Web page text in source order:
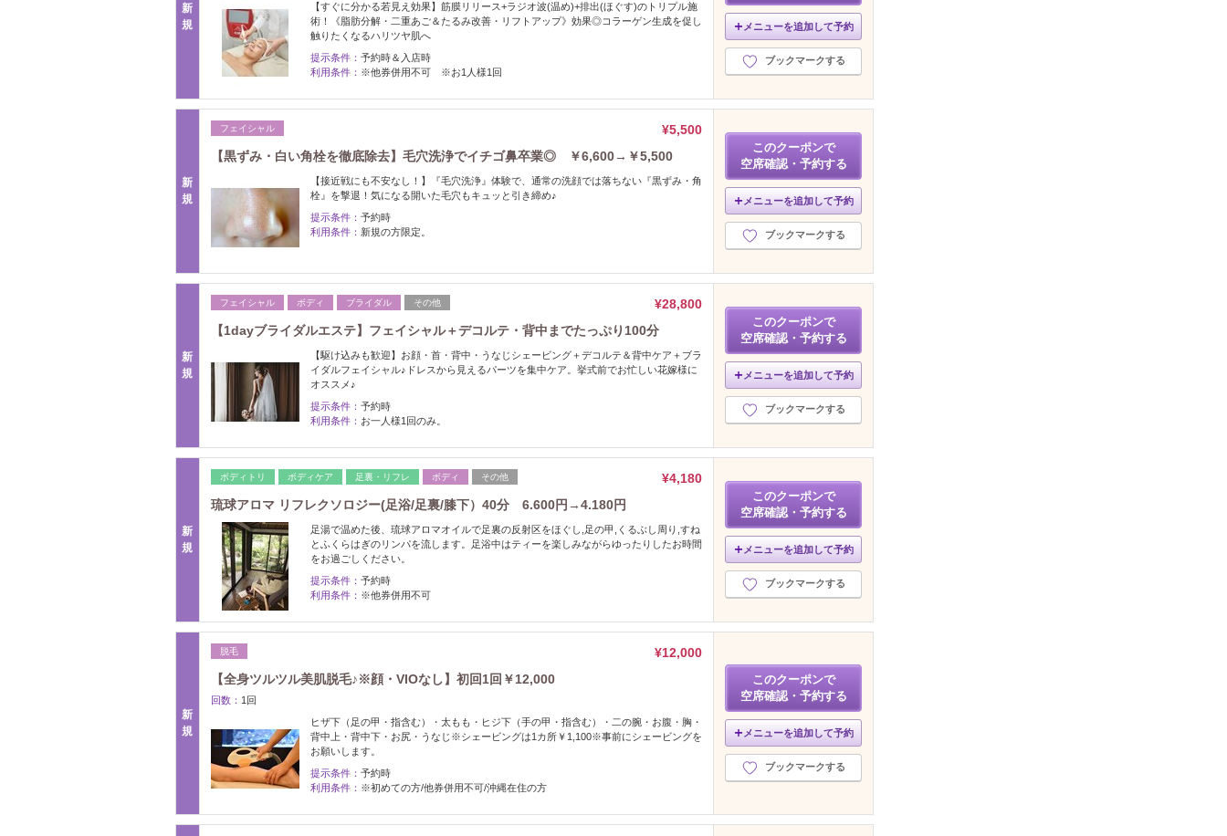
新
規
【すぐに分かる若見え効果】筋膜リリース+ラジオ波(温め)+排出(ほぐす)のトリプル施
術！《脂肪分解・二重あご＆たるみ改善・リフトアップ》効果◎コラーゲン生成を促し
触りたくなるハリツヤ肌へ
提示条件： 予約時＆入店時
利用条件： ※他券併用不可 ※お1人様1回
メニューを追加して予約
ブックマークする
新
規
フェイシャル
¥5,500
【黒ずみ・白い角栓を徹底除去】毛穴洗浄でイチゴ鼻卒業◎ ￥6,600→￥5,500
【接近戦にも不安なし！】『毛穴洗浄』体験で、通常の洗顔では落ちない『黒ずみ・角
栓』を撃退！気になる開いた毛穴もキュッと引き締め♪
提示条件： 予約時
利用条件： 新規の方限定。
このクーポンで
空席確認・予約する
メニューを追加して予約
ブックマークする
新
規
フェイシャル ボディ ブライダル その他
¥28,800
【1dayブライダルエステ】フェイシャル＋デコルテ・背中までたっぷり100分
【駆け込みも歓迎】お顔・首・背中・うなじシェービング＋デコルテ＆背中ケア＋ブラ
イダルフェイシャル♪ドレスから見えるパーツを集中ケア。挙式前でお忙しい花嫁様に
オススメ♪
提示条件： 予約時
利用条件： お一人様1回のみ。
このクーポンで
空席確認・予約する
メニューを追加して予約
ブックマークする
新
規
ボディトリ ボディケア 足裏・リフレ ボディ その他
¥4,180
琉球アロマ リフレクソロジー(足浴/足裏/膝下）40分 6.600円→4.180円
足湯で温めた後、琉球アロマオイルで足裏の反射区をほぐし,足の甲,くるぶし周り,すね
とふくらはぎのリンパを流します。足浴中はティーを楽しみながらゆったりしたお時間
をお過ごしください。
提示条件： 予約時
利用条件： ※他券併用不可
このクーポンで
空席確認・予約する
メニューを追加して予約
ブックマークする
新
規
脱毛
¥12,000
【全身ツルツル美肌脱毛♪※顔・VIOなし】初回1回￥12,000
回数： 1回
ヒザ下（足の甲・指含む）・太もも・ヒジ下（手の甲・指含む）・二の腕・お腹・胸・
背中上・背中下・お尻・うなじ※シェービングは1カ所￥1,100※事前にシェービングを
お願いします。
提示条件： 予約時
利用条件： ※初めての方/他券併用不可/沖縄在住の方
このクーポンで
空席確認・予約する
メニューを追加して予約
ブックマークする